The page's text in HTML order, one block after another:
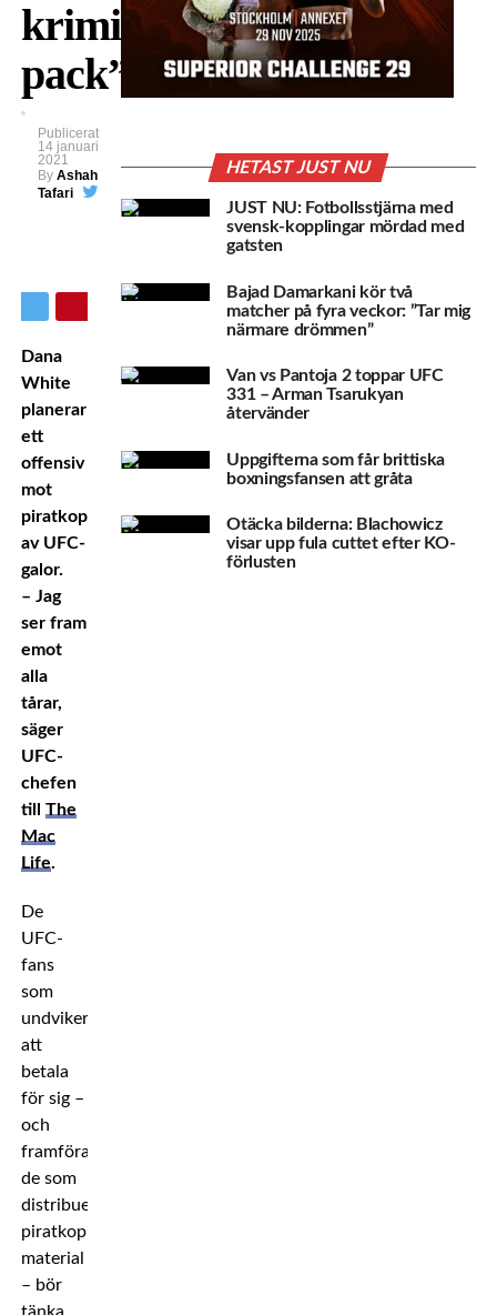
kriminellt
pack”
Publicerat
14 januari
2021
By Ashah
Tafari
Dana
White
planerar
ett
offensiv
mot
piratkopieringen
av UFC-
galor.
– Jag
ser fram
emot
alla
tårar,
säger
UFC-
chefen
till The
Mac
Life.
De
UFC-
fans
som
undviker
att
betala
för sig –
och
framförallt
de som
distribuerar
piratkopierat
material
– bör
HETAST JUST NU
JUST NU: Fotbollsstjärna med
svensk-kopplingar mördad med
gatsten
Bajad Damarkani kör två
matcher på fyra veckor: ”Tar mig
närmare drömmen”
Van vs Pantoja 2 toppar UFC
331 – Arman Tsarukyan
återvänder
Uppgifterna som får brittiska
boxningsfansen att gråta
Otäcka bilderna: Blachowicz
visar upp fula cuttet efter KO-
förlusten